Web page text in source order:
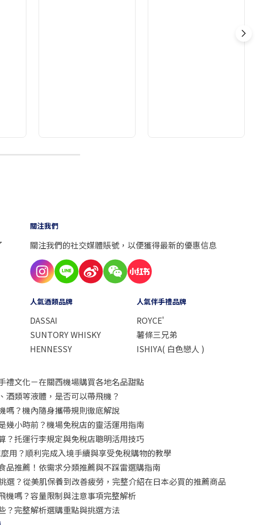
8 9 10
關注我們
關注我們的社交媒體賬號，以便獲得最新的優惠信息
人氣酒類品牌
DASSAI
SUNTORY WHISKY
HENNESSY
人氣伴手禮品牌
ROYCE'
薯條三兄弟
ISHIYA( 白色戀人 )
禮文化－在關西機場購買各地名品甜點
類等液體，是否可以帶飛機？
嗎？機內隨身攜帶規則徹底解說
幾小時前？機場免稅店的靈活運用指南
？托運行李規定與免稅店聰明活用技巧
用？順利完成入境手續與享受免稅購物的教學
品推薦！依需求分類推薦與不踩雷選購指南
選？從美肌保養到改善疲勞，完整介紹在日本必買的推薦商品
機嗎？容量限制與注意事項完整解析
？完整解析選購重點與挑選方法